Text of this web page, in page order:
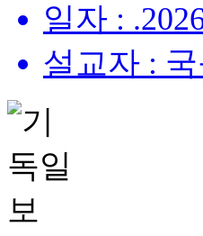
일자 :
설교자 :